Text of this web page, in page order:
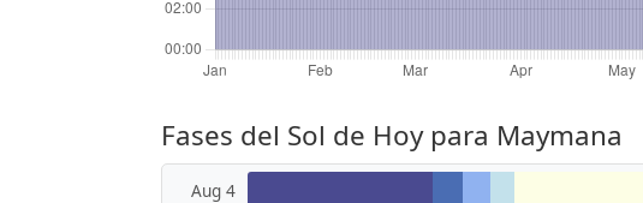
Fases del Sol de Hoy para Maymana
Aug 4